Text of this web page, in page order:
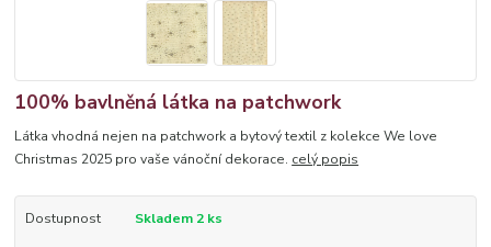
100% bavlněná látka na patchwork
Látka vhodná nejen na patchwork a bytový textil z kolekce We love
Christmas 2025 pro vaše vánoční dekorace. celý popis
Dostupnost Skladem 2 ks